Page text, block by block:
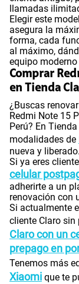
llamadas
Elegir este
asegura la
forma, cada
al máximo,
equipo
Comprar
en Tienda
¿Buscas
Redmi Note 15
Perú? En
modalidades de
nueva y liberado.
Si ya eres
celular
adherirte a un
renovación con
Si actualmente
cliente Claro sin
Claro con un
prepago en
Tenemos más
Xiaomi que te